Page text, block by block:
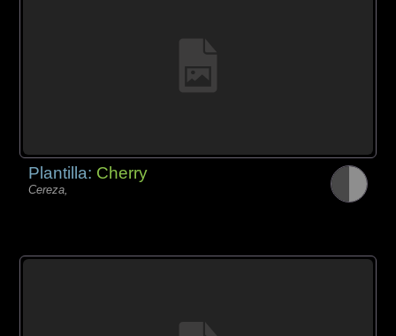
Plantilla: Cherry
Cereza,